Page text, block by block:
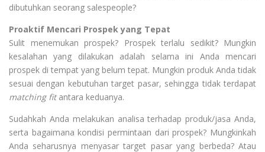
dibutuhkan seorang salespeople?
Proaktif Mencari Prospek yang Tepat
Sulit menemukan prospek? Prospek terlalu sedikit? Mungkin
kesalahan yang dilakukan adalah selama ini Anda mencari
prospek di tempat yang belum tepat. Mungkin produk Anda tidak
sesuai dengan kebutuhan target pasar, sehingga tidak terdapat
matching fitantara keduanya.
Sudahkah Anda melakukan analisa terhadap produk/jasa Anda,
serta bagaimana kondisi permintaan dari prospek? Mungkinkah
Anda seharusnya menyasar target pasar yang berbeda? Atau